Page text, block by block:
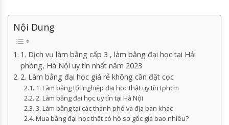
Nội Dung
1. Dịch vụ làm bằng cấp 3 , làm bằng đại học tại Hải
phòng, Hà Nội uy tín nhất năm 2023
2. Làm bằng đại học giá rẻ không cần đặt cọc
1. Làm bằng tốt nghiệp đại học thật uy tín tphcm
2. Làm bằng đại học uy tín tại Hà Nội
3. Làm bằng tại các thành phố và địa bàn khác
Mua bằng đại học thật có hồ sơ gốc giá bao nhiêu?